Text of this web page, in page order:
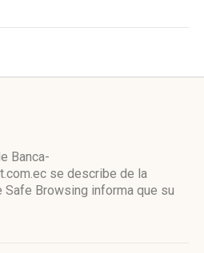
Banca-
se describe de la
Safe Browsing informa que su